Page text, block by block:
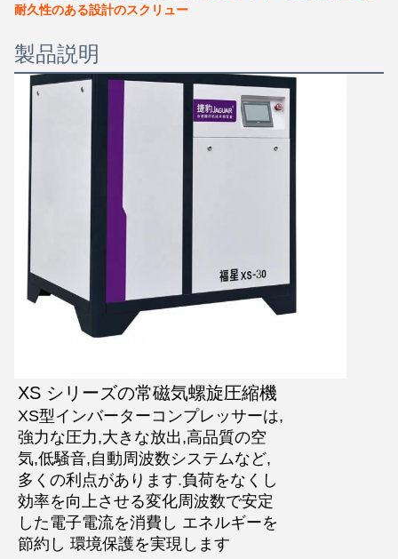
耐久性のある設計のスクリュー
製品説明
XS シリーズの常磁気螺旋圧縮機
XS型インバーターコンプレッサーは,
強力な圧力,大きな放出,高品質の空
気,低騒音,自動周波数システムなど,
多くの利点があります.負荷をなくし
効率を向上させる変化周波数で安定
した電子電流を消費し エネルギーを
節約し 環境保護を実現します